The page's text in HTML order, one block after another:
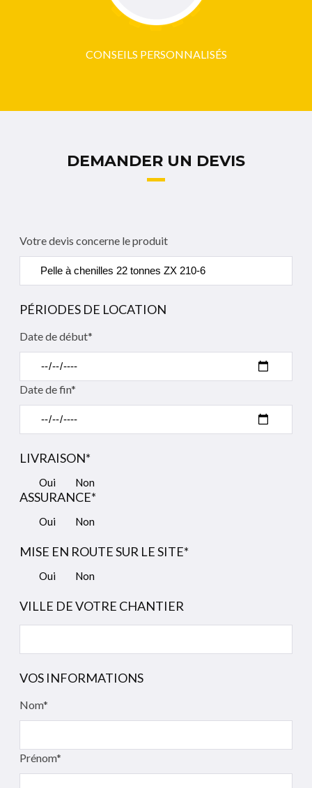
CONSEILS PERSONNALISÉS
DEMANDER UN DEVIS
Votre devis concerne le produit
PÉRIODES DE LOCATION
Date de début*
Date de fin*
LIVRAISON*
Oui Non
ASSURANCE*
Oui Non
MISE EN ROUTE SUR LE SITE*
Oui Non
VILLE DE VOTRE CHANTIER
VOS INFORMATIONS
Nom*
Prénom*